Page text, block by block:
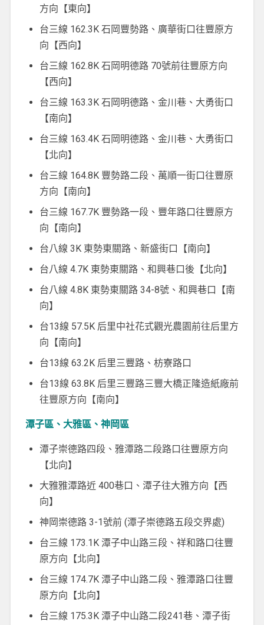
方向【東向】
台三線 162.3K 石岡豐勢路、廣華街口往豐原方
向【西向】
台三線 162.8K 石岡明德路 70號前往豐原方向
【西向】
台三線 163.3K 石岡明德路、金川巷、大勇街口
【南向】
台三線 163.4K 石岡明德路、金川巷、大勇街口
【北向】
台三線 164.8K 豐勢路二段、萬順一街口往豐原
方向【南向】
台三線 167.7K 豐勢路一段、豐年路口往豐原方
向【南向】
台八線 3K 東勢東關路、新盛街口【南向】
台八線 4.7K 東勢東關路、和興巷口後【北向】
台八線 4.8K 東勢東關路 34-8號、和興巷口【南
向】
台13線 57.5K 后里中社花式觀光農園前往后里方
向【南向】
台13線 63.2K 后里三豐路、枋寮路口
台13線 63.8K 后里三豐路三豐大橋正隆造紙廠前
往豐原方向【南向】
潭子區、大雅區、神岡區
潭子崇德路四段、雅潭路二段路口往豐原方向
【北向】
大雅雅潭路近 400巷口、潭子往大雅方向【西
向】
神岡崇德路 3-1號前 (潭子崇德路五段交界處)
台三線 173.1K 潭子中山路三段、祥和路口往豐
原方向【北向】
台三線 174.7K 潭子中山路二段、雅潭路口往豐
原方向【北向】
台三線 175.3K 潭子中山路二段241巷、潭子街